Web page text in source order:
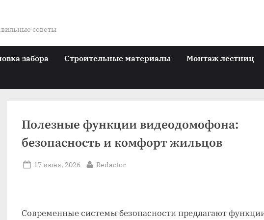
советы
забора Строительные материалы Монтаж лестниц
Полезные функции видеодомофона:
безопасность и комфорт жильцов
Posted
17 июня, 2026 By
Redactor
Современные системы безопасности предлагают